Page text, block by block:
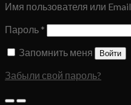
Имя пользователя или Email
Пароль *
Запомнить меня
Войти
Забыли свой пароль?